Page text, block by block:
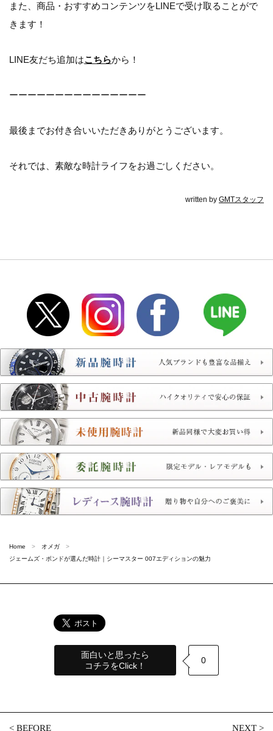
また、商品・おすすめコンテンツをLINEで受け取ることがで
きます！
LINE友だち追加はこちらから！
ーーーーーーーーーーーーーーー
最後までお付き合いいただきありがとうございます。
それでは、素敵な時計ライフをお過ごしください。
written by GMTスタッフ
Home
オメガ
ジェームズ・ボンドが選んだ時計｜シーマスター 007エディションの魅力
面白いと思ったら
コチラをClick！
0
<BEFORE NEXT>